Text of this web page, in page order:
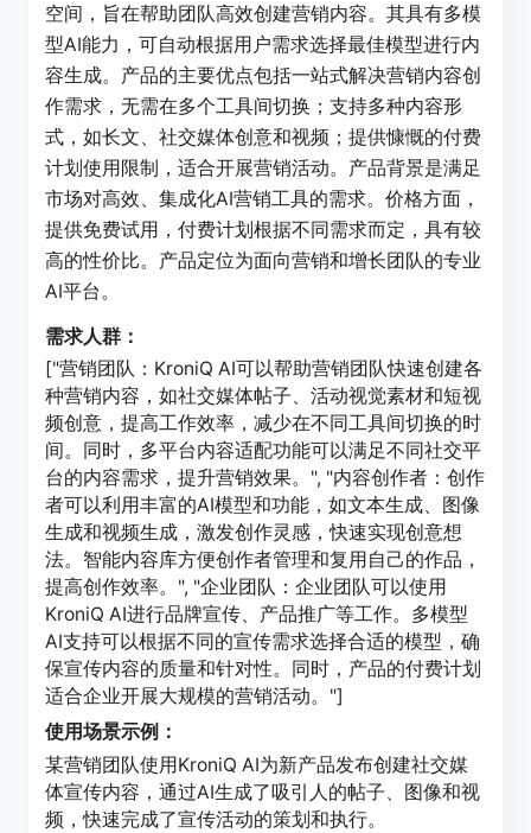
空间，旨在帮助团队高效创建营销内容。其具有多模
型AI能力，可自动根据用户需求选择最佳模型进行内
容生成。产品的主要优点包括一站式解决营销内容创
作需求，无需在多个工具间切换；支持多种内容形
式，如长文、社交媒体创意和视频；提供慷慨的付费
计划使用限制，适合开展营销活动。产品背景是满足
市场对高效、集成化AI营销工具的需求。价格方面，
提供免费试用，付费计划根据不同需求而定，具有较
高的性价比。产品定位为面向营销和增长团队的专业
AI平台。
需求人群：
["营销团队：KroniQ AI可以帮助营销团队快速创建各
种营销内容，如社交媒体帖子、活动视觉素材和短视
频创意，提高工作效率，减少在不同工具间切换的时
间。同时，多平台内容适配功能可以满足不同社交平
台的内容需求，提升营销效果。", "内容创作者：创作
者可以利用丰富的AI模型和功能，如文本生成、图像
生成和视频生成，激发创作灵感，快速实现创意想
法。智能内容库方便创作者管理和复用自己的作品，
提高创作效率。", "企业团队：企业团队可以使用
KroniQ AI进行品牌宣传、产品推广等工作。多模型
AI支持可以根据不同的宣传需求选择合适的模型，确
保宣传内容的质量和针对性。同时，产品的付费计划
适合企业开展大规模的营销活动。"]
使用场景示例：
某营销团队使用KroniQ AI为新产品发布创建社交媒
体宣传内容，通过AI生成了吸引人的帖子、图像和视
频，快速完成了宣传活动的策划和执行。